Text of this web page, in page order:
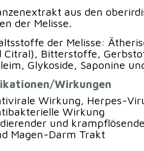
aus den
der Melisse.
der Melisse:
Citral), Bitterstoffe,
Glykoside, Saponine
Wirkungen
Wirkung, Herpes-
Wirkung
und
Magen-Darm Trakt